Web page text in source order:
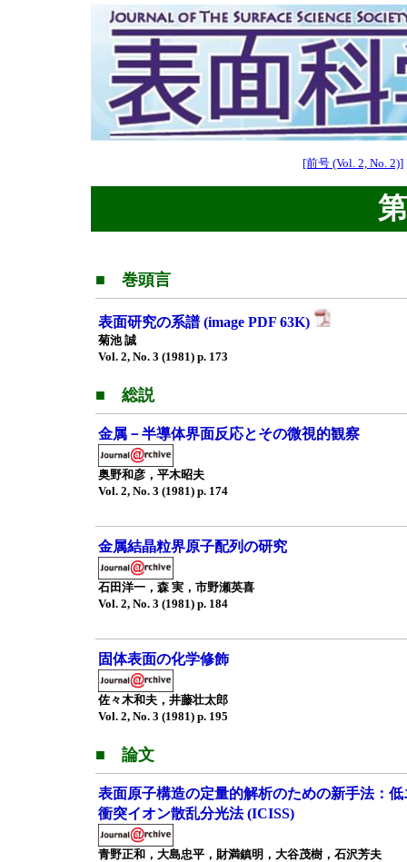
[前号 (Vol. 2, No. 2)]
■ 巻頭言
表面研究の系譜 (image PDF 63K)
菊池 誠
Vol. 2, No. 3 (1981) p. 173
■ 総説
金属－半導体界面反応とその微視的観察
奥野和彦，平木昭夫
Vol. 2, No. 3 (1981) p. 174
金属結晶粒界原子配列の研究
石田洋一，森 実，市野瀬英喜
Vol. 2, No. 3 (1981) p. 184
固体表面の化学修飾
佐々木和夫，井藤壮太郎
Vol. 2, No. 3 (1981) p. 195
■ 論文
表面原子構造の定量的解析のための新手法：
衝突イオン散乱分光法 (ICISS)
青野正和，大島忠平，財満鎮明，大谷茂樹，石沢芳夫